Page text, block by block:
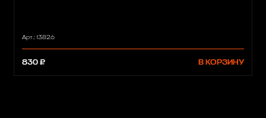
Арт.: 13826
830 ₽ В КОРЗИНУ